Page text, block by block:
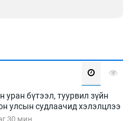
уран бүтээл, туурвил зүйн
улсын судлаачид хэлэлцлээ
30 мин